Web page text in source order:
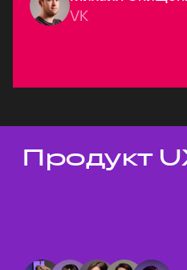
VK
Темы докладов
Продукт